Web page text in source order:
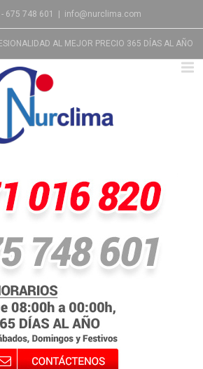
675 748 601 info@nurclima.com
AL MEJOR PRECIO 365 DÍAS AL AÑO